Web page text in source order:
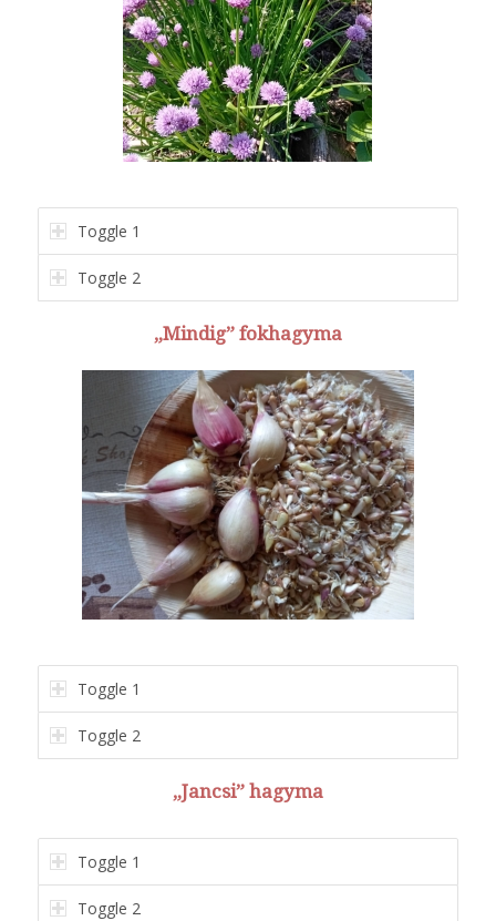
Toggle 1
Toggle 2
„Mindig” fokhagyma
Toggle 1
Toggle 2
„Jancsi” hagyma
Toggle 1
Toggle 2